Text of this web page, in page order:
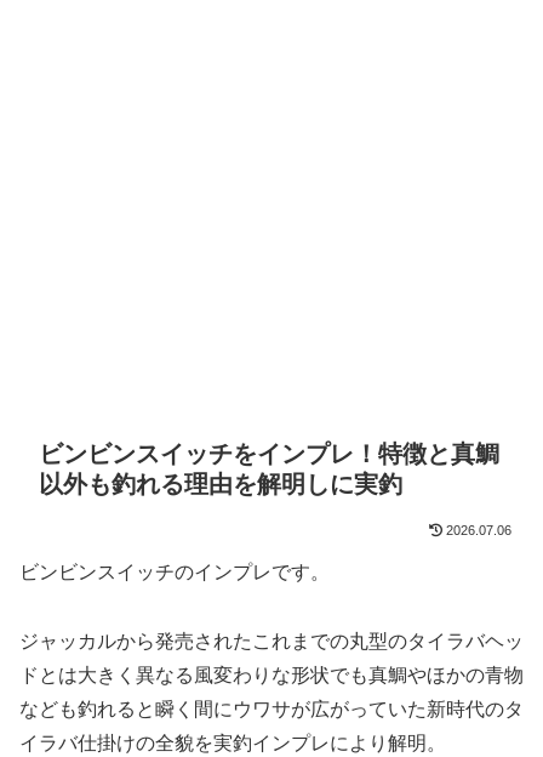
ビンビンスイッチをインプレ！特徴と真鯛
以外も釣れる理由を解明しに実釣
2026.07.06
ビンビンスイッチのインプレです。
ジャッカルから発売されたこれまでの丸型のタイラバヘッ
ドとは大きく異なる風変わりな形状でも真鯛やほかの青物
なども釣れると瞬く間にウワサが広がっていた新時代のタ
イラバ仕掛けの全貌を実釣インプレにより解明。